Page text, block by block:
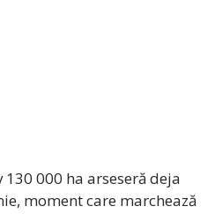
000 ha arseseră deja
moment care marchează